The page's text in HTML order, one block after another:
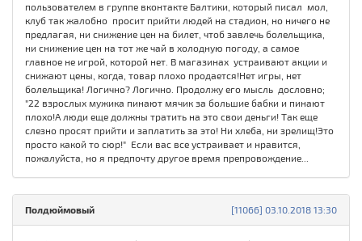
пользователем в группе вконтакте Балтики, который писал мол,
клуб так жалобно просит прийти людей на стадион, но ничего не
предлагая, ни снижение цен на билет, чтоб завлечь болельщика,
ни снижение цен на тот же чай в холодную погоду, а самое
главное не игрой, которой нет. В магазинах устраивают акции и
снижают цены, когда, товар плохо продается!Нет игры, нет
болельщика! Логично? Логично. Продолжу его мысль дословно;
"22 взрослых мужика пинают мячик за большие бабки и пинают
плохо!А люди еще должны тратить на это свои деньги! Так еще
слезно просят прийти и заплатить за это! Ни хлеба, ни зрелищ!Это
просто какой то сюр!" Если вас все устраивает и нравится,
пожалуйста, но я предпочту другое время препровождение...
[11066] 03.10.2018 13:30
Полдюймовый